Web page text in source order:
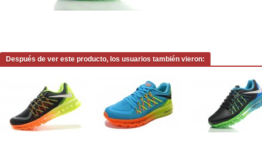
Después de ver este producto, los usuarios también vieron: